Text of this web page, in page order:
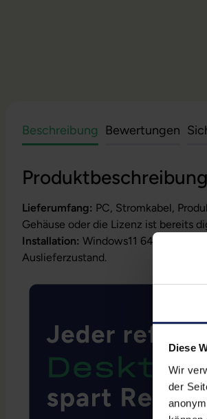
Diese
Wir
der
Beschreibung Bewertungen
Produktbeschreibung
Lieferumfang: PC, Stromkabel,
Gehäuse oder die Lizenz ist bereits
Installation: Windows11 64Bit
Auslieferzustand.